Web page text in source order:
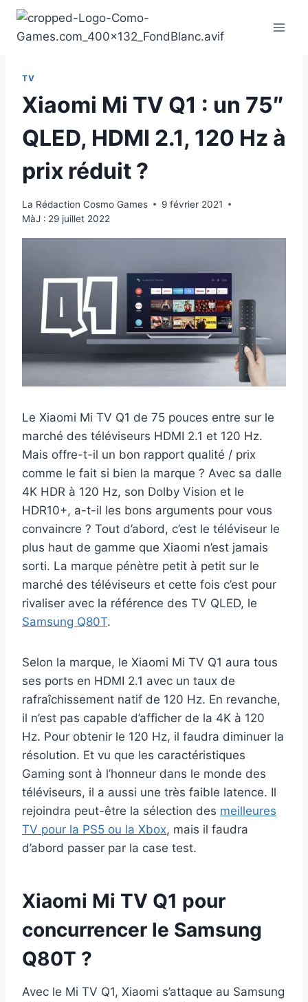
Aller
contenu
TV
Xiaomi Mi TV Q1 : un 75″
QLED, HDMI 2.1, 120 Hz à
prix réduit ?
La Rédaction Cosmo Games
9 février 2021
MàJ : 29 juillet 2022
Le Xiaomi Mi TV Q1 de 75 pouces entre sur le
marché des téléviseurs HDMI 2.1 et 120 Hz.
Mais offre-t-il un bon rapport qualité / prix
comme le fait si bien la marque ? Avec sa dalle
4K HDR à 120 Hz, son Dolby Vision et le
HDR10+, a-t-il les bons arguments pour vous
convaincre ? Tout d’abord, c’est le téléviseur le
plus haut de gamme que Xiaomi n’est jamais
sorti. La marque pénètre petit à petit sur le
marché des téléviseurs et cette fois c’est pour
rivaliser avec la référence des TV QLED, le
Samsung Q80T.
Selon la marque, le Xiaomi Mi TV Q1 aura tous
ses ports en HDMI 2.1 avec un taux de
rafraîchissement natif de 120 Hz. En revanche,
il n’est pas capable d’afficher de la 4K à 120
Hz. Pour obtenir le 120 Hz, il faudra diminuer la
résolution. Et vu que les caractéristiques
Gaming sont à l’honneur dans le monde des
téléviseurs, il a aussi une très faible latence. Il
rejoindra peut-être la sélection des meilleures
TV pour la PS5 ou la Xbox, mais il faudra
d’abord passer par la case test.
Xiaomi Mi TV Q1 pour
concurrencer le Samsung
Q80T ?
Avec le Mi TV Q1, Xiaomi s’attaque au Samsung